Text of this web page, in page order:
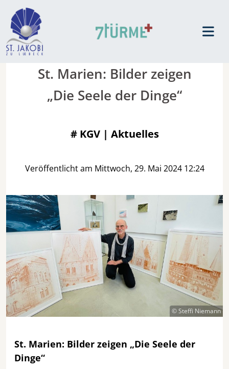
St. Marien: Bilder zeigen
„Die Seele der Dinge“
# KGV | Aktuelles
Veröffentlicht am Mittwoch, 29. Mai 2024 12:24
© Steffi Niemann
St. Marien: Bilder zeigen „Die Seele der
Dinge“